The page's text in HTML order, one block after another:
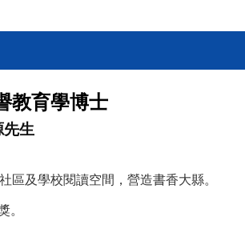
教育學博士
先生
區及學校閱讀空間，營造書香大縣。
。